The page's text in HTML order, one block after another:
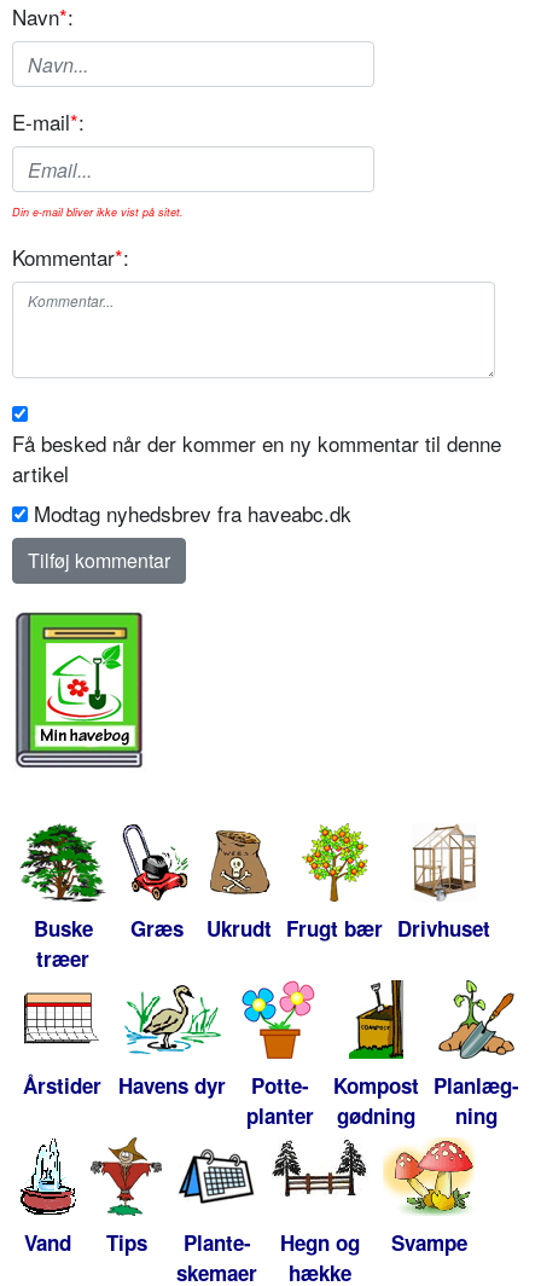
Navn*:
E-mail*:
Din e-mail bliver ikke vist på sitet.
Kommentar*:
Få besked når der kommer en ny kommentar til denne
artikel
Modtag nyhedsbrev fra haveabc.dk
Buske
træer
Græs Ukrudt Frugt bær Drivhuset
Årstider Havens dyr
Potte-
planter
Kompost
gødning
Planlæg-
ning
Vand Tips
Plante-
skemaer
Hegn og
hække
Svampe